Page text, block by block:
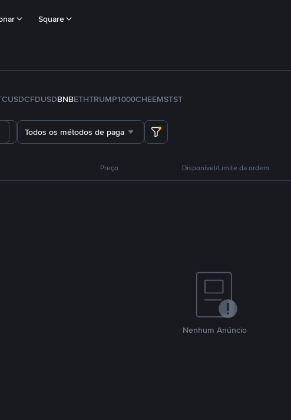
Square
USDCFDUSDBNBETHTRUMP1000CHEEMSTST
Todos os métodos de pagamento
Preço Disponível/Limite da ordem
Nenhum Anúncio